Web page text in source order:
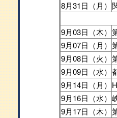
8月31日（月）
9月03日（木）
9月07日（月）
9月08日（火）
9月09日（水）
9月14日（月）
9月16日（水）
9月17日（木）